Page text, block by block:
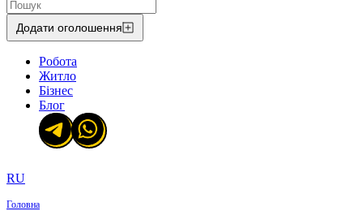
Додати оголошення
Робота
Житло
Бізнес
Блог
RU
Головна